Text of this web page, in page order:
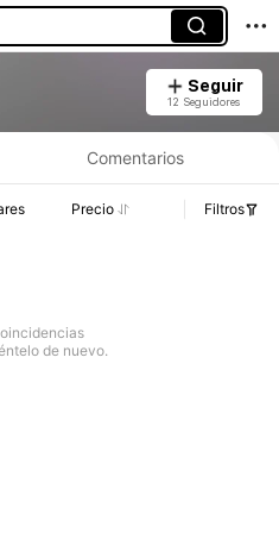
Seguir
12 Seguidores
Comentarios
Precio Filtros
de nuevo.